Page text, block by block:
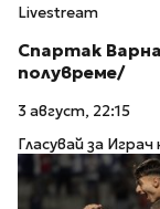
Livestream
Спартак
полувреме/
3 август, 22:15
Гласувай за